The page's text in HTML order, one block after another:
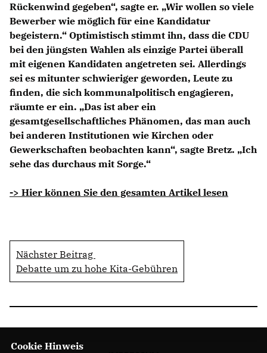
Rückenwind gegeben“, sagte er. „Wir wollen so viele
Bewerber wie möglich für eine Kandidatur
begeistern.“ Optimistisch stimmt ihn, dass die CDU
bei den jüngsten Wahlen als einzige Partei überall
mit eigenen Kandidaten angetreten sei. Allerdings
sei es mitunter schwieriger geworden, Leute zu
finden, die sich kommunalpolitisch engagieren,
räumte er ein. „Das ist aber ein
gesamtgesellschaftliches Phänomen, das man auch
bei anderen Institutionen wie Kirchen oder
Gewerkschaften beobachten kann“, sagte Bretz. „Ich
sehe das durchaus mit Sorge.“
-> Hier können Sie den gesamten Artikel lesen
Nächster Beitrag
Debatte um zu hohe Kita-Gebühren
Cookie Hinweis